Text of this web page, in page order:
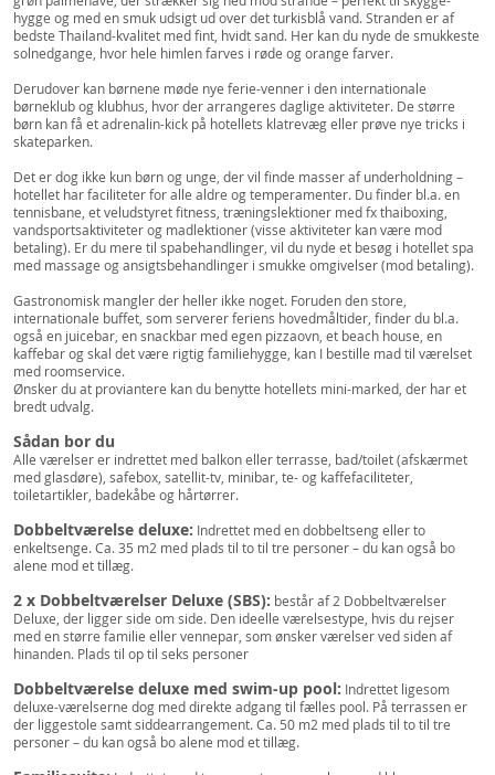
hygge og med en smuk udsigt ud over det turkisblå vand. Stranden er af
bedste Thailand-kvalitet med fint, hvidt sand. Her kan du nyde de smukkeste
solnedgange, hvor hele himlen farves i røde og orange farver.
Derudover kan børnene møde nye ferie-venner i den internationale
børneklub og klubhus, hvor der arrangeres daglige aktiviteter. De større
børn kan få et adrenalin-kick på hotellets klatrevæg eller prøve nye tricks i
skateparken.
Det er dog ikke kun børn og unge, der vil finde masser af underholdning –
hotellet har faciliteter for alle aldre og temperamenter. Du finder bl.a. en
tennisbane, et veludstyret fitness, træningslektioner med fx thaiboxing,
vandsportsaktiviteter og madlektioner (visse aktiviteter kan være mod
betaling). Er du mere til spabehandlinger, vil du nyde et besøg i hotellet spa
med massage og ansigtsbehandlinger i smukke omgivelser (mod betaling).
Gastronomisk mangler der heller ikke noget. Foruden den store,
internationale buffet, som serverer feriens hovedmåltider, finder du bl.a.
også en juicebar, en snackbar med egen pizzaovn, et beach house, en
kaffebar og skal det være rigtig familiehygge, kan I bestille mad til værelset
med roomservice.
Ønsker du at proviantere kan du benytte hotellets mini-marked, der har et
bredt udvalg.
Sådan bor du
Alle værelser er indrettet med balkon eller terrasse, bad/toilet (afskærmet
med glasdøre), safebox, satellit-tv, minibar, te- og kaffefaciliteter,
toiletartikler, badekåbe og hårtørrer.
Dobbeltværelse deluxe: Indrettet med en dobbeltseng eller to
enkeltsenge. Ca. 35 m2 med plads til to til tre personer – du kan også bo
alene mod et tillæg.
2 x Dobbeltværelser Deluxe (SBS): består af 2 Dobbeltværelser
Deluxe, der ligger side om side. Den ideelle værelsestype, hvis du rejser
med en større familie eller vennepar, som ønsker værelser ved siden af
hinanden. Plads til op til seks personer
Dobbeltværelse deluxe med swim-up pool: Indrettet ligesom
deluxe-værelserne dog med direkte adgang til fælles pool. På terrassen er
der liggestole samt siddearrangement. Ca. 50 m2 med plads til to til tre
personer – du kan også bo alene mod et tillæg.